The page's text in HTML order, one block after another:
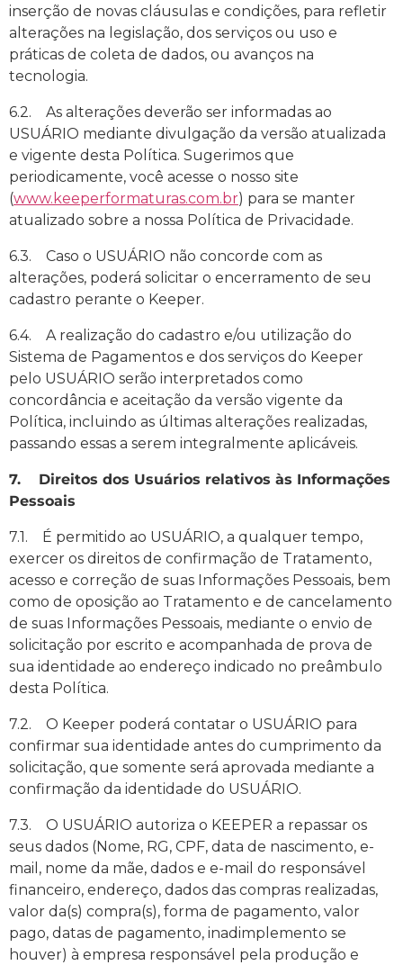
inserção de novas cláusulas e condições, para refletir
alterações na legislação, dos serviços ou uso e
práticas de coleta de dados, ou avanços na
tecnologia.
6.2. As alterações deverão ser informadas ao
USUÁRIO mediante divulgação da versão atualizada
e vigente desta Política. Sugerimos que
periodicamente, você acesse o nosso site
(www.keeperformaturas.com.br) para se manter
atualizado sobre a nossa Política de Privacidade.
6.3. Caso o USUÁRIO não concorde com as
alterações, poderá solicitar o encerramento de seu
cadastro perante o Keeper.
6.4. A realização do cadastro e/ou utilização do
Sistema de Pagamentos e dos serviços do Keeper
pelo USUÁRIO serão interpretados como
concordância e aceitação da versão vigente da
Política, incluindo as últimas alterações realizadas,
passando essas a serem integralmente aplicáveis.
7. Direitos dos Usuários relativos às Informações
Pessoais
7.1. É permitido ao USUÁRIO, a qualquer tempo,
exercer os direitos de confirmação de Tratamento,
acesso e correção de suas Informações Pessoais, bem
como de oposição ao Tratamento e de cancelamento
de suas Informações Pessoais, mediante o envio de
solicitação por escrito e acompanhada de prova de
sua identidade ao endereço indicado no preâmbulo
desta Política.
7.2. O Keeper poderá contatar o USUÁRIO para
confirmar sua identidade antes do cumprimento da
solicitação, que somente será aprovada mediante a
confirmação da identidade do USUÁRIO.
7.3. O USUÁRIO autoriza o KEEPER a repassar os
seus dados (Nome, RG, CPF, data de nascimento, e-
mail, nome da mãe, dados e e-mail do responsável
financeiro, endereço, dados das compras realizadas,
valor da(s) compra(s), forma de pagamento, valor
pago, datas de pagamento, inadimplemento se
houver) à empresa responsável pela produção e